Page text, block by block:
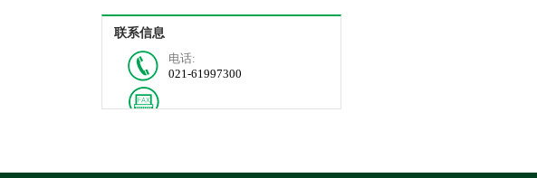
联系信息
电话:
021-61997300